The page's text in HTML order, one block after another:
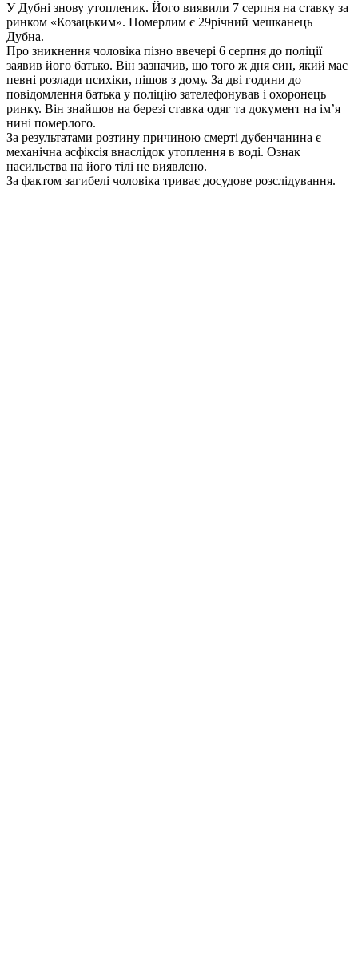
У Дубні знову утопленик. Його виявили 7 серпня на ставку за
ринком «Козацьким». Померлим є 29річний мешканець
Дубна.
Про зникнення чоловіка пізно ввечері 6 серпня до поліції
заявив його батько. Він зазначив, що того ж дня син, який має
певні розлади психіки, пішов з дому. За дві години до
повідомлення батька у поліцію зателефонував і охоронець
ринку. Він знайшов на березі ставка одяг та документ на ім’я
нині померлого.
За результатами розтину причиною смерті дубенчанина є
механічна асфіксія внаслідок утоплення в воді. Ознак
насильства на його тілі не виявлено.
За фактом загибелі чоловіка триває досудове розслідування.